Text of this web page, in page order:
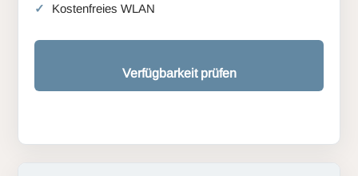
Kostenfreies WLAN
Verfügbarkeit prüfen